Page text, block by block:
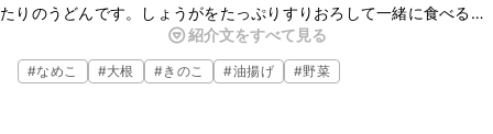
たりのうどんです。しょうがをたっぷりすりおろして一緒に食べる
と、より身体がぽかぽかになりますよ。ぜひお試しくださいね。
紹介文をすべて見る
#なめこ #大根 #きのこ #油揚げ #野菜